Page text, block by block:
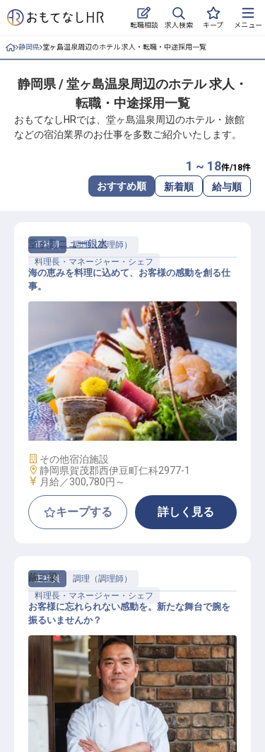
転職相談 求人検索 キープ メニュー
ログイン
求人・施設を探す
キープした求人
おもてなしHRについて
よくある質問
ホテル・宿泊業界情報コラム
無料 転職サポートに申し込む
採用をお考えの企業様へ
静岡県 堂ヶ島温泉周辺のホテル 求人・転職・中途採用一覧
静岡県 / 堂ヶ島温泉周辺のホテル 求人・
転職・中途採用一覧
おもてなしHRでは、堂ヶ島温泉周辺のホテル・旅館
などの宿泊業界のお仕事を多数ご紹介いたします。
1 ~ 18件/18件
おすすめ順 新着順 給与順
正社員
調理（調理師）
料理長・マネージャー・シェフ
調理スタッフ正社員（旅館での調理
を担当/経験者）
堂ヶ島ニュー銀水
海の恵みを料理に込めて、お客様の感動を創る仕
事。
施設業態
その他宿泊施設
勤務地
静岡県賀茂郡西伊豆町仁科2977-1
給与
月給／300,780円～
キープする 詳しく見る
正社員
調理（調理師）
料理長・マネージャー・シェフ
料理長候補【繭二梁】
繭二梁
お客様に忘れられない感動を。新たな舞台で腕を
振るいませんか？